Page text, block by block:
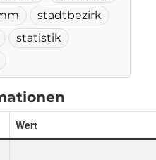
stadtbezirk
statistik
Wert